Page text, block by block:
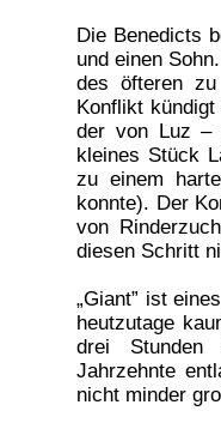
Die Benedicts
und einen
des öfteren
Konflikt
der von Luz –
kleines Stück
zu einem
konnte). Der
von
diesen Schritt
„Giant” ist
heutzutage
drei Stunden
Jahrzehnte
nicht minder